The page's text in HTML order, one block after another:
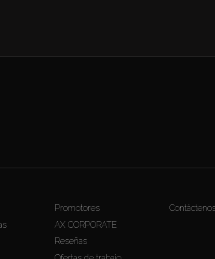
Promotores
AX CORPORATE
Reseñas